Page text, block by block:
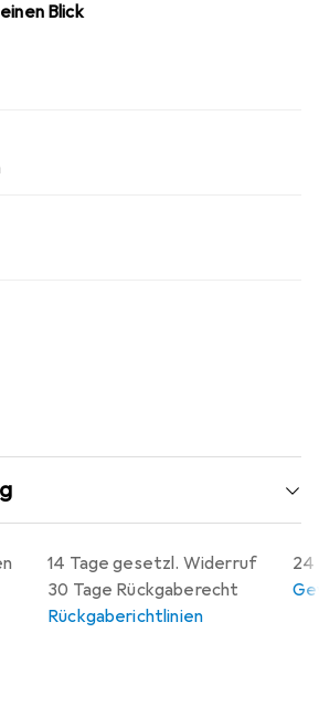
Blick
14 Tage gesetzl. Widerruf
30 Tage Rückgaberecht
Rückgaberichtlinien
24